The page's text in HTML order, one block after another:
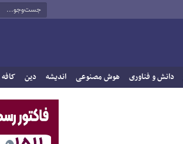
دانش و فناوری هوش مصنوعی اندیشه دین